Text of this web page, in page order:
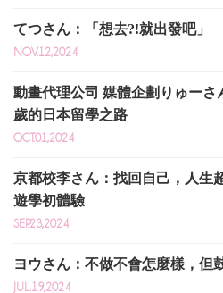
てつさん：「想去?!就出發吧」
NOV.12,2024
動畫代理公司 媒體企劃りゅーさ
歲的日本留學之路
OCT.01,2024
京都校李さん：找回自己，人生
遊學初體驗
SEP.23,2024
ヨウさん：不做不會怎麼樣，但
JUL.19,2024